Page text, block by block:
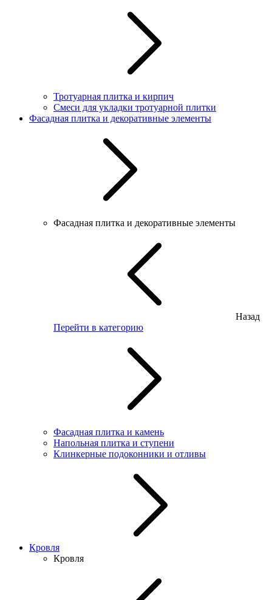
Тротуарная плитка и кирпич
Смеси для укладки тротуарной плитки
Фасадная плитка и декоративные элементы
Фасадная плитка и декоративные элементы
Назад
Перейти в категорию
Фасадная плитка и камень
Напольная плитка и ступени
Клинкерные подоконники и отливы
Кровля
Кровля